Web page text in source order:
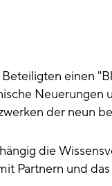
einen
Neuerungen
der neun
die
Partnern und